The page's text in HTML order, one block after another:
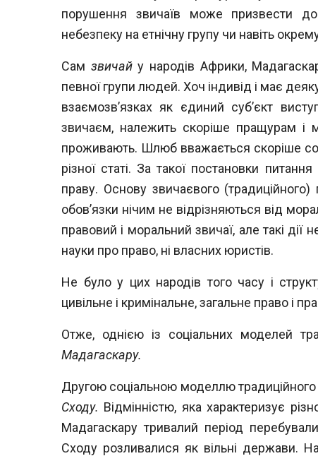
порушення звичаїв може призвести до
небезпеку на етнічну групу чи навіть
Сам звичайу народів Африки,
певної групи людей. Хоч індивід і має
взаємозв’язках як єдиний суб’єкт
звичаєм, належить скоріше пращурам і
проживають. Шлюб вважається скоріше
різної статі. За такої постановки
праву. Основу звичаєвого
обов’язки нічим не відрізняються від
правовий і моральнийзвичаї, але такі
науки про право, ні власних юристів.
Не було у цих народів того часу і
цивільне і кримінальне, загальне право і
Отже, однією із соціальних моделей
Мадагаскару.
Другою соціальною моделлю
Сходу. Відмінністю, яка характеризує
Мадагаскару тривалий період
Сходу розливалися як вільні держави.